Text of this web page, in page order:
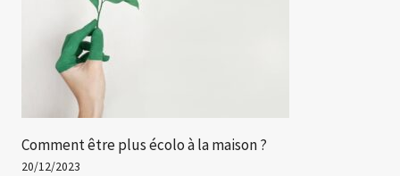
Comment être plus écolo à la maison ?
20/12/2023